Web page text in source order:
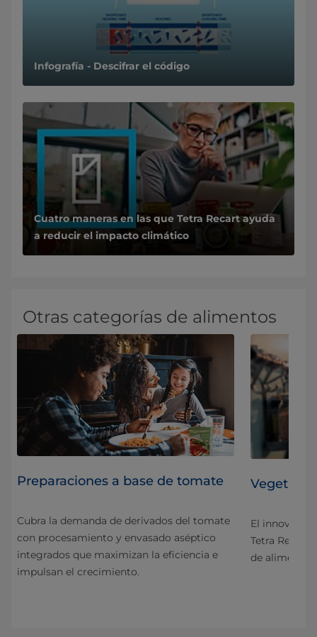
Infografía - Descifrar el código
Cuatro maneras en las que Tetra Recart ayuda
a reducir el impacto climático
Otras categorías de alimentos
Preparaciones a base de tomate
Cubra la demanda de derivados del tomate
con procesamiento y envasado aséptico
integrados que maximizan la eficiencia e
impulsan el crecimiento.
Vegetales
El innovador
Tetra Recart
de